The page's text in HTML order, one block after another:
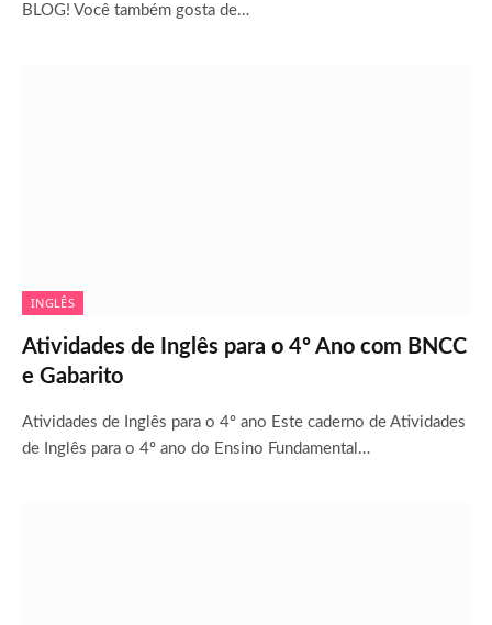
BLOG! Você também gosta de…
INGLÊS
Atividades de Inglês para o 4º Ano com BNCC
e Gabarito
Atividades de Inglês para o 4º ano Este caderno de Atividades
de Inglês para o 4º ano do Ensino Fundamental…